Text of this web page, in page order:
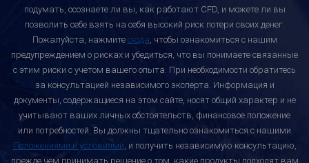
подумать, осознаете ли вы, как работают CFD, и можете ли вы
позволить себе взять на себя высокий риск потери своих денег.
Пожалуйста, нажмите сюда, чтобы ознакомиться с нашим
предупреждением о рисках и убедиться, что вы понимаете связанные
с этим риски с учетом вашего опыта. При необходимости обратитесь
за консультацией независимого эксперта. Информация и
документы, содержащиеся на этом сайте, носят общий характер и не
учитывают ваших личных обстоятельств, финансовое положение
или потребностей. Вы должны тщательно ознакомиться с нашими
Положениями и условиями, и получить независимую консультацию,
прежде чем принимать решение о том, какие продукты подходят вам